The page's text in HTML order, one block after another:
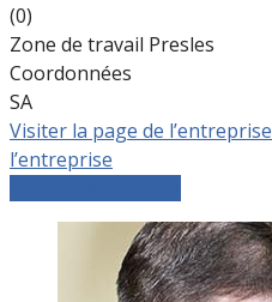
(0)
Zone de travail Presles
Coordonnées
SA
Visiter la page de l’entreprise
l’entreprise